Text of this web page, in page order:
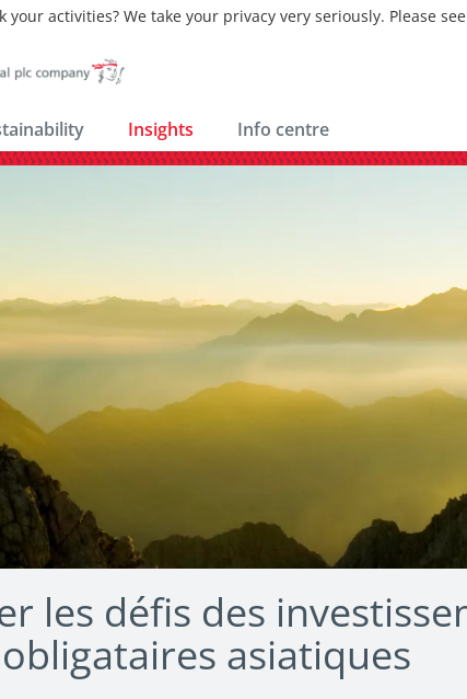
Insights Info centre
les défis des
asiatiques
your activities? We take your privacy very seriously. Please